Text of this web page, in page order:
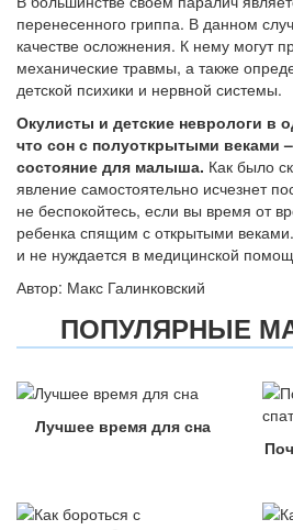
перенесенного гриппа. В данном
качестве осложнения. К нему могут
механические травмы, а также
детской психики и нервной системы.
Окулисты и детские неврологи в
что сон с полуоткрытыми веками
состояние для малыша. Как было
явление самостоятельно исчезнет
не беспокойтесь, если вы время от
ребенка спящим с открытыми
и не нуждается в медицинской
Автор: Макс Галинковский
ПОПУЛЯРНЫЕ
Лучшее время для сна